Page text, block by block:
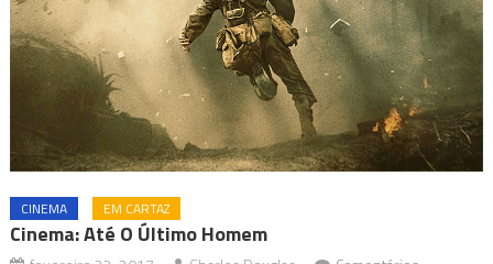
CINEMA EM CARTAZ
Cinema: Até O Último Homem